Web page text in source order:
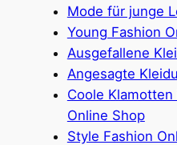
Mode für junge
Young Fashion
Ausgefallene
Angesagte
Coole
Online Shop
Style Fashion